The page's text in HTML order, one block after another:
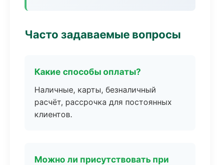
Часто задаваемые вопросы
Какие способы оплаты?
Наличные, карты, безналичный
расчёт, рассрочка для постоянных
клиентов.
Можно ли присутствовать при